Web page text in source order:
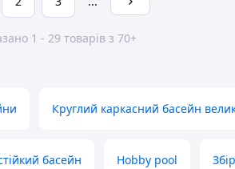
1 - 29 товарів з 70+
Круглий каркасний басейн
басейн Hobby pool